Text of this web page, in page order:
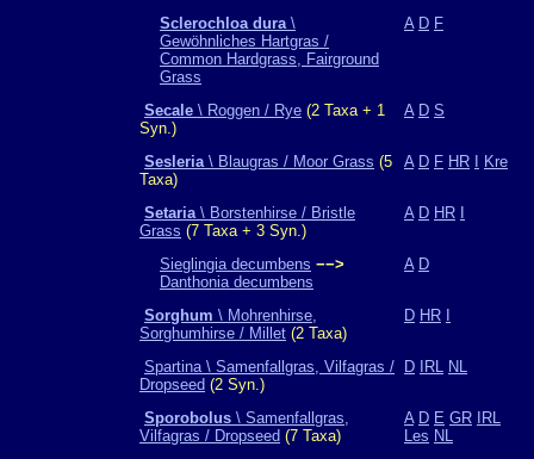
Sclerochloa dura\
Gewöhnliches Hartgras /
Common Hardgrass, Fairground
Grass
A D F
Secale \ Roggen / Rye (2 Taxa + 1
Syn.)
A D S
Sesleria\ Blaugras / Moor Grass (5
Taxa)
A D F HR Kre
Setaria\ Borstenhirse / Bristle
Grass (7 Taxa + 3 Syn.)
A D HR
Sieglingia decumbens −−>
Danthonia decumbens
A D
Sorghum \ Mohrenhirse,
Sorghumhirse / Millet (2 Taxa)
D HR
Spartina \ Samenfallgras, Vilfagras /
Dropseed (2 Syn.)
D IRL NL
Sporobolus \ Samenfallgras,
Vilfagras / Dropseed (7 Taxa)
A D E GR
IRL
Les NL